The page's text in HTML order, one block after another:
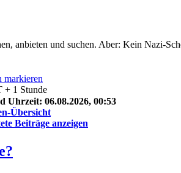
anbieten und suchen. Aber: Kein Nazi-
markieren
+ 1 Stunde
Uhrzeit: 06.08.2026, 00:53
Übersicht
Beiträge anzeigen